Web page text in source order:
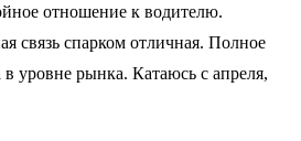
отношение к водителю.
связь спарком отличная. Полное
уровне рынка. Катаюсь с апреля,